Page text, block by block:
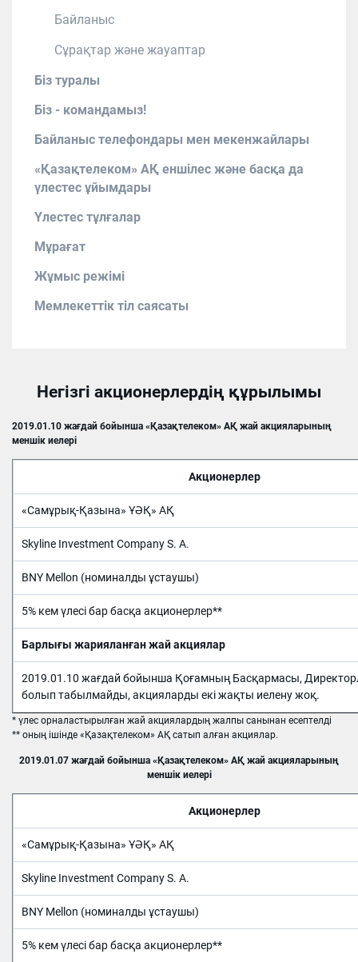
Байланыс
Сұрақтар және жауаптар
Біз туралы
Біз - командамыз!
Байланыс телефондары мен мекенжайлары
«Қазақтелеком» АҚ еншілес және басқа да
үлестес ұйымдары
Үлестес тұлғалар
Мұрағат
Жұмыс режімі
Мемлекеттік тіл саясаты
Нeгізгі акционeрлeрдің құрылымы
2019.01.10 жағдай бойынша «Қазақтелеком» АҚ жай акцияларының
меншік иелері
Акционерлер
«Самұрық-Қазына» ҰӘҚ» АҚ
Skyline Investment Company S. A.
BNY Mellon (номиналды ұстаушы)
5% кем үлесі бар басқа акционерлер**
Барлығы жарияланған жай акциялар
2019.01.10 жағдай бойынша Қоғамның Басқармасы,
болып табылмайды, акцияларды екі жақты иелену жоқ.
* үлес орналастырылған жай акциялардың жалпы санынан есептелді
** оның ішінде «Қазақтелеком» АҚ сатып алған акциялар.
2019.01.07 жағдай бойынша «Қазақтелеком» АҚ жай акцияларының
меншік иелері
Акционерлер
«Самұрық-Қазына» ҰӘҚ» АҚ
Skyline Investment Company S. A.
BNY Mellon (номиналды ұстаушы)
5% кем үлесі бар басқа акционерлер**